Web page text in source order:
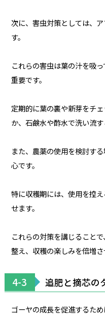
次に、害虫対策としては、
す。
これらの害虫は葉の汁を吸
重要です。
定期的に葉の裏や新芽をチ
か、石鹸水や酢水で洗い流す
また、農薬の使用を検討す
心です。
特に収穫期には、使用を控
せます。
これらの対策を講じること
整え、収穫の楽しみを倍増さ
4-3 追肥と摘芯の
ゴーヤの成長を促進するた